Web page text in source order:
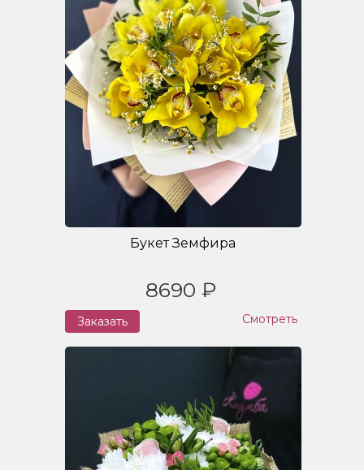
Букет Земфира
8690 ₽
Заказать Смотреть